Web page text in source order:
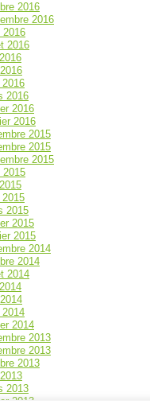
2016
2016
2016
2016
2016
2016
2016
2015
2015
2015
2015
2015
2015
2015
2014
2014
2014
2014
2013
2013
2013
2013
2013